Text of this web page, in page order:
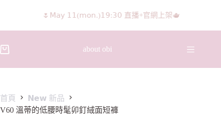
𝖨𝖦 𝖱𝖾𝖾𝗅𝗌影片 隨意留言抽獎🧸🩰
about obi
首頁
𝗡𝗲𝘄 新品
V60 溫蒂的低腰時髦卯釘絨面短褲